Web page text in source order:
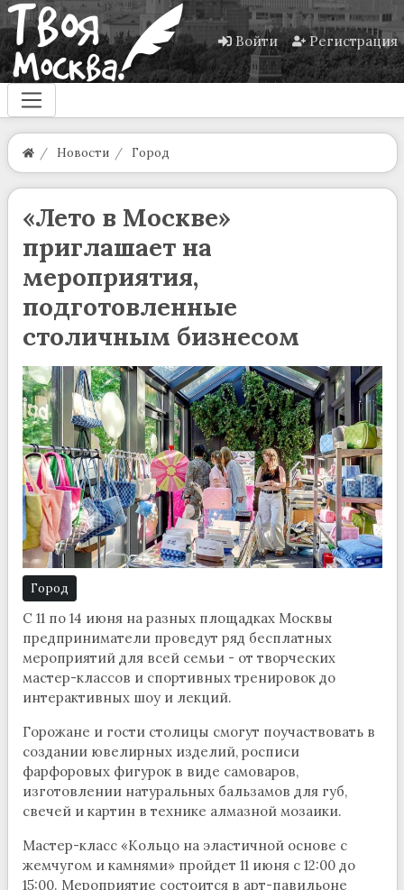
Войти Регистрация
Новости Город
«Лето в Москве»
приглашает на
мероприятия,
подготовленные
столичным бизнесом
Город
С 11 по 14 июня на разных площадках Москвы
предприниматели проведут ряд бесплатных
мероприятий для всей семьи - от творческих
мастер-классов и спортивных тренировок до
интерактивных шоу и лекций.
Горожане и гости столицы смогут поучаствовать в
создании ювелирных изделий, росписи
фарфоровых фигурок в виде самоваров,
изготовлении натуральных бальзамов для губ,
свечей и картин в технике алмазной мозаики.
Мастер-класс «Кольцо на эластичной основе с
жемчугом и камнями» пройдет 11 июня с 12:00 до
15:00. Мероприятие состоится в арт-павильоне